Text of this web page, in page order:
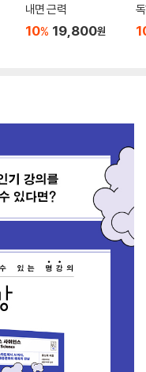
내면 근력
10% 19,800원